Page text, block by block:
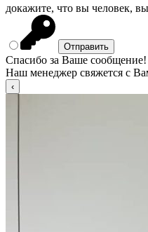
докажите, что вы человек,
Спасибо за Ваше сообщение!
Наш менеджер свяжется с